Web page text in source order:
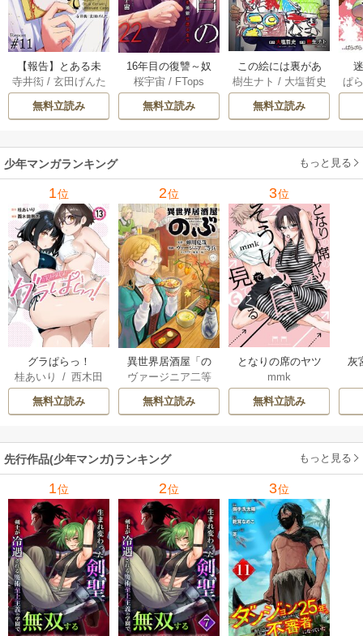
【報告】とある未
解決事件について 1
1巻
寺井衒/ 玄田げんた
無料立読み
16年目の復讐～奴
らを地獄に送るま
で 22巻
桜宇宙 / FTops
無料立読み
この絵には裏があ
る 6巻
樹生ナト / 大塩哲史
無料立読み
ぱ
少年マンガランキング もっと見る
1位
グラぱらっ！
桂あいり
/西木田
景志
無料立読み
2位
異世界居酒屋「の
ぶ」
ヴァージニア二等
兵/蝉川夏哉/転
無料立読み
3位
となりの席のヤツ
がそういう目で見
てくる
mmk
無料立読み
灰
先行作品(少年マンガ)ランキング もっと見る
1位 2位 3位